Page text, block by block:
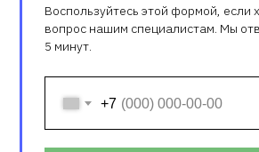
+7
Воспользуйтесь этой формой, если
вопрос нашим специалистам. Мы
5 минут.